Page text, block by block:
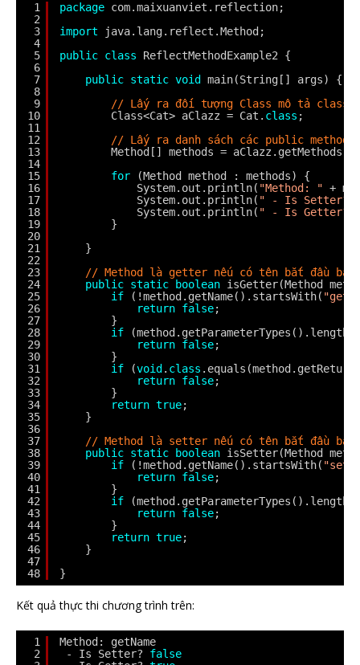
1
2
3
4
5
6
7
8
9
10
11
12
13
14
15
16
17
18
19
20
21
22
23
24
25
26
27
28
29
30
31
32
33
34
35
36
37
38
39
40
41
42
43
44
45
46
47
48
package com.maixuanviet.reflection;
import
java.lang.reflect.Method;
public class
ReflectMethodExample2 {
public static void
main(String[] args) {
// Lấy ra đối tượng Class mô tả class
Class<Cat> aClazz = Cat. class ;
// Lấy ra danh sách các public method.
Method[] methods =
for
(Method method : methods) {
System.out.println( "Method: " +
System.out.println( " - Is Setter?
System.out.println( " - Is Getter?
}
}
// Method là getter nếu có tên bắt đầu
public static boolean isGetter(Method
if
(!method.getName().startsWith( "get"
return false;
}
if
return false;
}
if
(void . class
return false;
}
return true;
}
// Method là setter nếu có tên bắt đầu
public static boolean isSetter(Method
if
(!method.getName().startsWith( "set"
return false;
}
if
return false;
}
return true;
}
}
Kết quả thực thi chương trình trên:
1
2
Method: getName
- Is Setter? false